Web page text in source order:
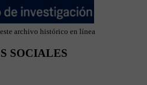
archivo histórico en línea
SOCIALES